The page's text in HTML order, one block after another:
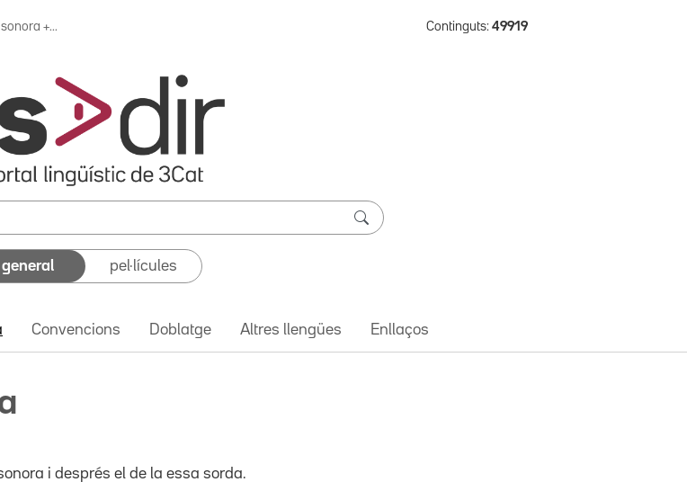
+... Continguts: 49919
general pel·lícules
Convencions Doblatge Altres llengües Enllaços
i després el de la essa sorda.